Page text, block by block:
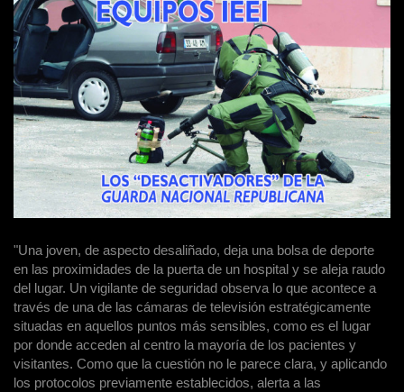
"Una joven, de aspecto desaliñado, deja una bolsa de deporte
en las proximidades de la puerta de un hospital y se aleja raudo
del lugar. Un vigilante de seguridad observa lo que acontece a
través de una de las cámaras de televisión estratégicamente
situadas en aquellos puntos más sensibles, como es el lugar
por donde acceden al centro la mayoría de los pacientes y
visitantes. Como que la cuestión no le parece clara, y aplicando
los protocolos previamente establecidos, alerta a las